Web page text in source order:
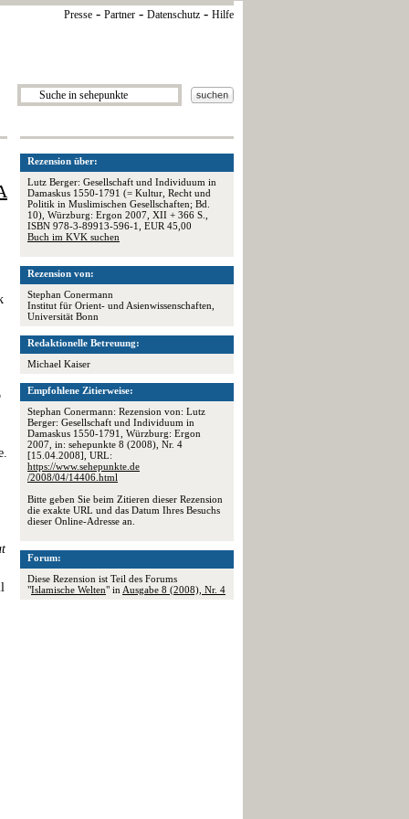
Presse - Partner - Datenschutz - Hilfe
Rezension über:
Lutz Berger: Gesellschaft und Individuum in
Damaskus 1550-1791 (= Kultur, Recht und
Politik in Muslimischen Gesellschaften; Bd.
10), Würzburg: Ergon 2007, XII + 366 S.,
ISBN 978-3-89913-596-1, EUR 45,00
Buch im KVK suchen
Rezension von:
Stephan Conermann
Institut für Orient- und Asienwissenschaften,
Universität Bonn
Redaktionelle Betreuung:
Michael Kaiser
Empfohlene Zitierweise:
Stephan Conermann: Rezension von: Lutz
Berger: Gesellschaft und Individuum in
Damaskus 1550-1791, Würzburg: Ergon
2007, in: sehepunkte 8 (2008), Nr. 4
[15.04.2008], URL:
https://www.sehepunkte.de
/2008/04/14406.html
Bitte geben Sie beim Zitieren dieser Rezension
die exakte URL und das Datum Ihres Besuchs
dieser Online-Adresse an.
Forum:
Diese Rezension ist Teil des Forums
"Islamische Welten" in Ausgabe 8 (2008), Nr. 4